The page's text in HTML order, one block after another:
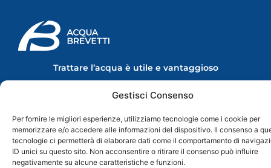
Gestisci Consenso
Per fornire le migliori esperienze, utilizziamo tecnologie come i cookie per
memorizzare e/o accedere alle informazioni del dispositivo. Il consenso a
tecnologie ci permetterà di elaborare dati come il comportamento di
ID unici su questo sito. Non acconsentire o ritirare il consenso può influire
negativamente su alcune caratteristiche e funzioni.
Trattare l’acqua è utile e vantaggioso
Le migliori soluzioni per il trattamento dell'acqua in ambito civile e
industriale.
Made in Italy
L'AZIENDA
Chi Siamo
Contatti
PRODOTTI
Linea Domestica
La Mia Acqua
SEGUICI SUI
SOCIAL
F
I
Y
L